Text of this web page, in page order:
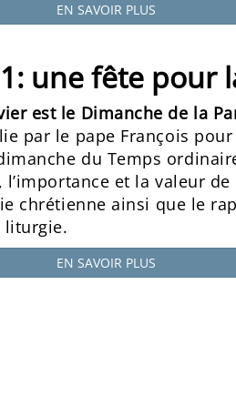
EN SAVOIR PLUS
une fête pour
est le Dimanche de la
par le pape François
du Temps
et la valeur de
chrétienne ainsi que le
liturgie.
EN SAVOIR PLUS